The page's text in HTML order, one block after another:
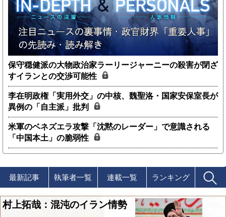
保守穏健派の大物政治家ラーリージャーニーの殺害が閉ざ
すイランとの交渉可能性
李在明政権「実用外交」の中核、魏聖洛・国家安保室長が
異例の「自主派」批判
米軍のベネズエラ攻撃「沈黙のレーダー」で意識される
「中国本土」の脆弱性
最新記事 執筆者一覧 連載一覧 ランキング
村上拓哉：混沌のイラン情勢